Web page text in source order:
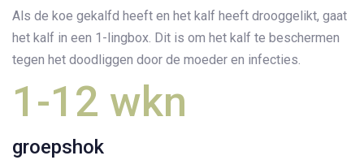
Als de koe gekalfd heeft en het kalf heeft drooggelikt, gaat
het kalf in een 1-lingbox. Dit is om het kalf te beschermen
tegen het doodliggen door de moeder en infecties.
1-12 wkn
groepshok